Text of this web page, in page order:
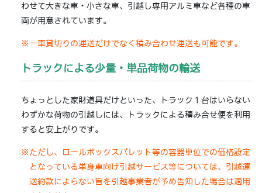
わせて大きな車・小さな車、引越し専用アルミ車など各種の車
両が用意されています。
※一車貸切りの運送だけでなく積み合わせ運送も可能です。
トラックによる少量・単品荷物の輸送
ちょっとした家財道具だけといった、トラック１台はいらない
わずかな荷物の引越しには、トラックによる積み合せ便を利用
すると安上がりです。
※ただし、ロールボックスパレット等の容器単位での価格設定
となっている単身車向け引越サービス等については、引越運
送約款によらない旨を引越事業者が予め告知した場合は適用